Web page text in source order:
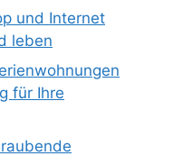
und Internet
leben
für Ihre